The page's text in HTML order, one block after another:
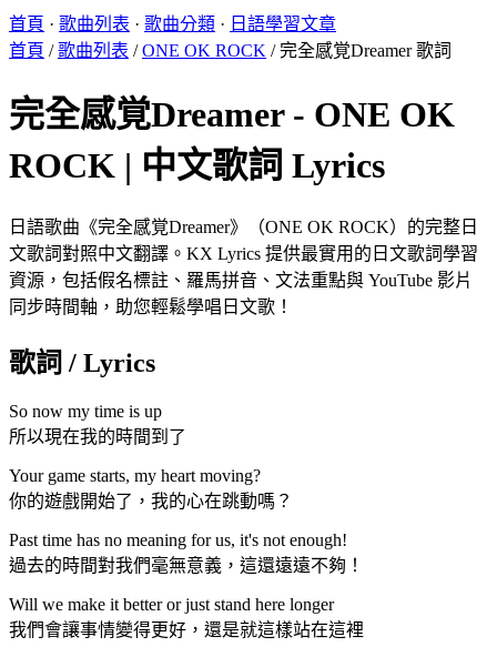
首頁 · 歌曲列表 · 歌曲分類 · 日語學習文章
首頁 /歌曲列表 /ONE OK ROCK /完全感覚Dreamer 歌詞
完全感覚Dreamer - ONE OK
ROCK | 中文歌詞 Lyrics
日語歌曲《完全感覚Dreamer》（ONE OK ROCK）的完整日
文歌詞對照中文翻譯。KX Lyrics 提供最實用的日文歌詞學習
資源，包括假名標註、羅馬拼音、文法重點與 YouTube 影片
同步時間軸，助您輕鬆學唱日文歌！
歌詞 / Lyrics
So now my time is up
所以現在我的時間到了
Your game starts, my heart moving?
你的遊戲開始了，我的心在跳動嗎？
Past time has no meaning for us, it's not enough!
過去的時間對我們毫無意義，這還遠遠不夠！
Will we make it better or just stand here longer
我們會讓事情變得更好，還是就這樣站在這裡